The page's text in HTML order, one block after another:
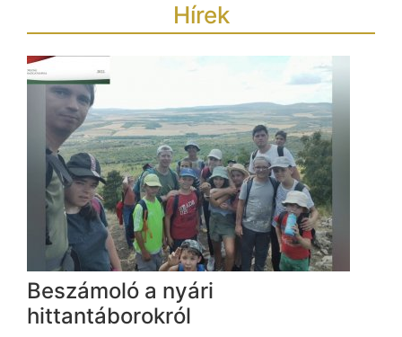
Hírek
Beszámoló a nyári
hittantáborokról